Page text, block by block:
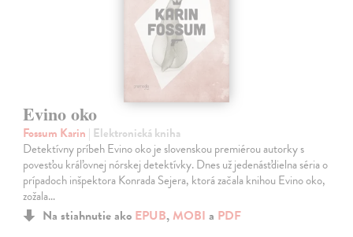
Evino oko
Fossum Karin | Elektronická kniha
Detektívny príbeh Evino oko je slovenskou premiérou autorky s
povesťou kráľovnej nórskej detektívky. Dnes už jedenásťdielna séria o
prípadoch inšpektora Konrada Sejera, ktorá začala knihou Evino oko,
zožala…
Na stiahnutie ako EPUB, MOBI a PDF